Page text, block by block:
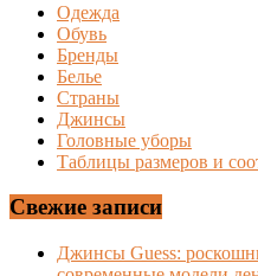
Одежда
Обувь
Бренды
Белье
Страны
Джинсы
Головные уборы
Таблицы размеров и
Свежие записи
Джинсы Guess: